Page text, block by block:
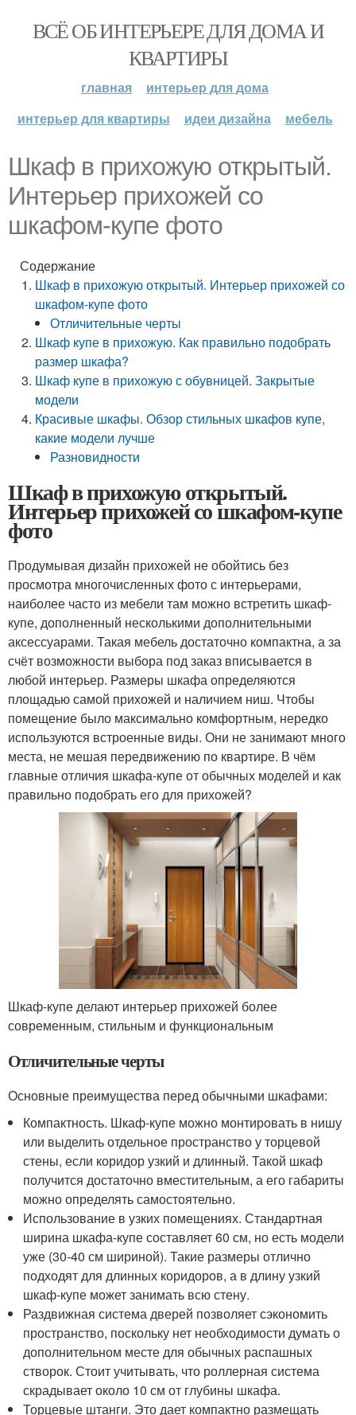
ВСЁ ОБ ИНТЕРЬЕРЕ ДЛЯ ДОМА И
КВАРТИРЫ
главная
интерьер для дома
интерьер для квартиры
идеи дизайна мебель
Шкаф в прихожую открытый.
Интерьер прихожей со
шкафом-купе фото
Содержание
Шкаф в прихожую открытый. Интерьер прихожей со
шкафом-купе фото
Отличительные черты
Шкаф купе в прихожую. Как правильно подобрать
размер шкафа?
Шкаф купе в прихожую с обувницей. Закрытые
модели
Красивые шкафы. Обзор стильных шкафов купе,
какие модели лучше
Разновидности
Шкаф в прихожую открытый.
Интерьер прихожей со шкафом-купе
фото
Продумывая дизайн прихожей не обойтись без
просмотра многочисленных фото с интерьерами,
наиболее часто из мебели там можно встретить шкаф-
купе, дополненный несколькими дополнительными
аксессуарами. Такая мебель достаточно компактна, а за
счёт возможности выбора под заказ вписывается в
любой интерьер. Размеры шкафа определяются
площадью самой прихожей и наличием ниш. Чтобы
помещение было максимально комфортным, нередко
используются встроенные виды. Они не занимают много
места, не мешая передвижению по квартире. В чём
главные отличия шкафа-купе от обычных моделей и как
правильно подобрать его для прихожей?
Шкаф-купе делают интерьер прихожей более
современным, стильным и функциональным
Отличительные черты
Основные преимущества перед обычными шкафами:
Компактность. Шкаф-купе можно монтировать в нишу
или выделить отдельное пространство у торцевой
стены, если коридор узкий и длинный. Такой шкаф
получится достаточно вместительным, а его габариты
можно определять самостоятельно.
Использование в узких помещениях. Стандартная
ширина шкафа-купе составляет 60 см, но есть модели
уже (30-40 см шириной). Такие размеры отлично
подходят для длинных коридоров, а в длину узкий
шкаф-купе может занимать всю стену.
Раздвижная система дверей позволяет сэкономить
пространство, поскольку нет необходимости думать о
дополнительном месте для обычных распашных
створок. Стоит учитывать, что роллерная система
скрадывает около 10 см от глубины шкафа.
Торцевые штанги. Это дает компактно размещать